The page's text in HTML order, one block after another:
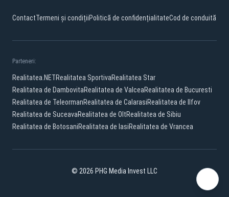
ContactTermeni și condițiiPolitică de confidențialitateCod de conduită
Parteneri:
Realitatea.NETRealitatea SportivaRealitatea Star
Realitatea de DambovitaRealitatea de ValceaRealitatea de Bucuresti
Realitatea de TeleormanRealitatea de CalarasiRealitatea de Ilfov
Realitatea de SuceavaRealitatea de OltRealitatea de Sibiu
Realitatea de BotosaniRealitatea de IasiRealitatea de Vrancea
© 2026 PHG Media Invest LLC